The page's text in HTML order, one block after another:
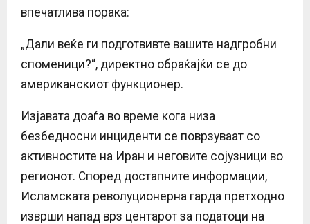
впечатлива порака:
„Дали веќе ги подготвивте вашите надгробни
споменици?“, директно обраќајќи се до
американскиот функционер.
Изјавата доаѓа во време кога низа
безбедносни инциденти се поврзуваат со
активностите на Иран и неговите сојузници во
регионот. Според достапните информации,
Исламската револуционерна гарда претходно
изврши напад врз центарот за податоци на